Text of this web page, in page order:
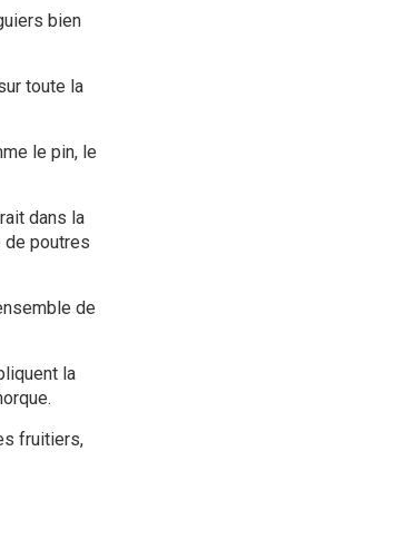
bien
toute la
le pin, le
dans la
de poutres
de
la
fruitiers,